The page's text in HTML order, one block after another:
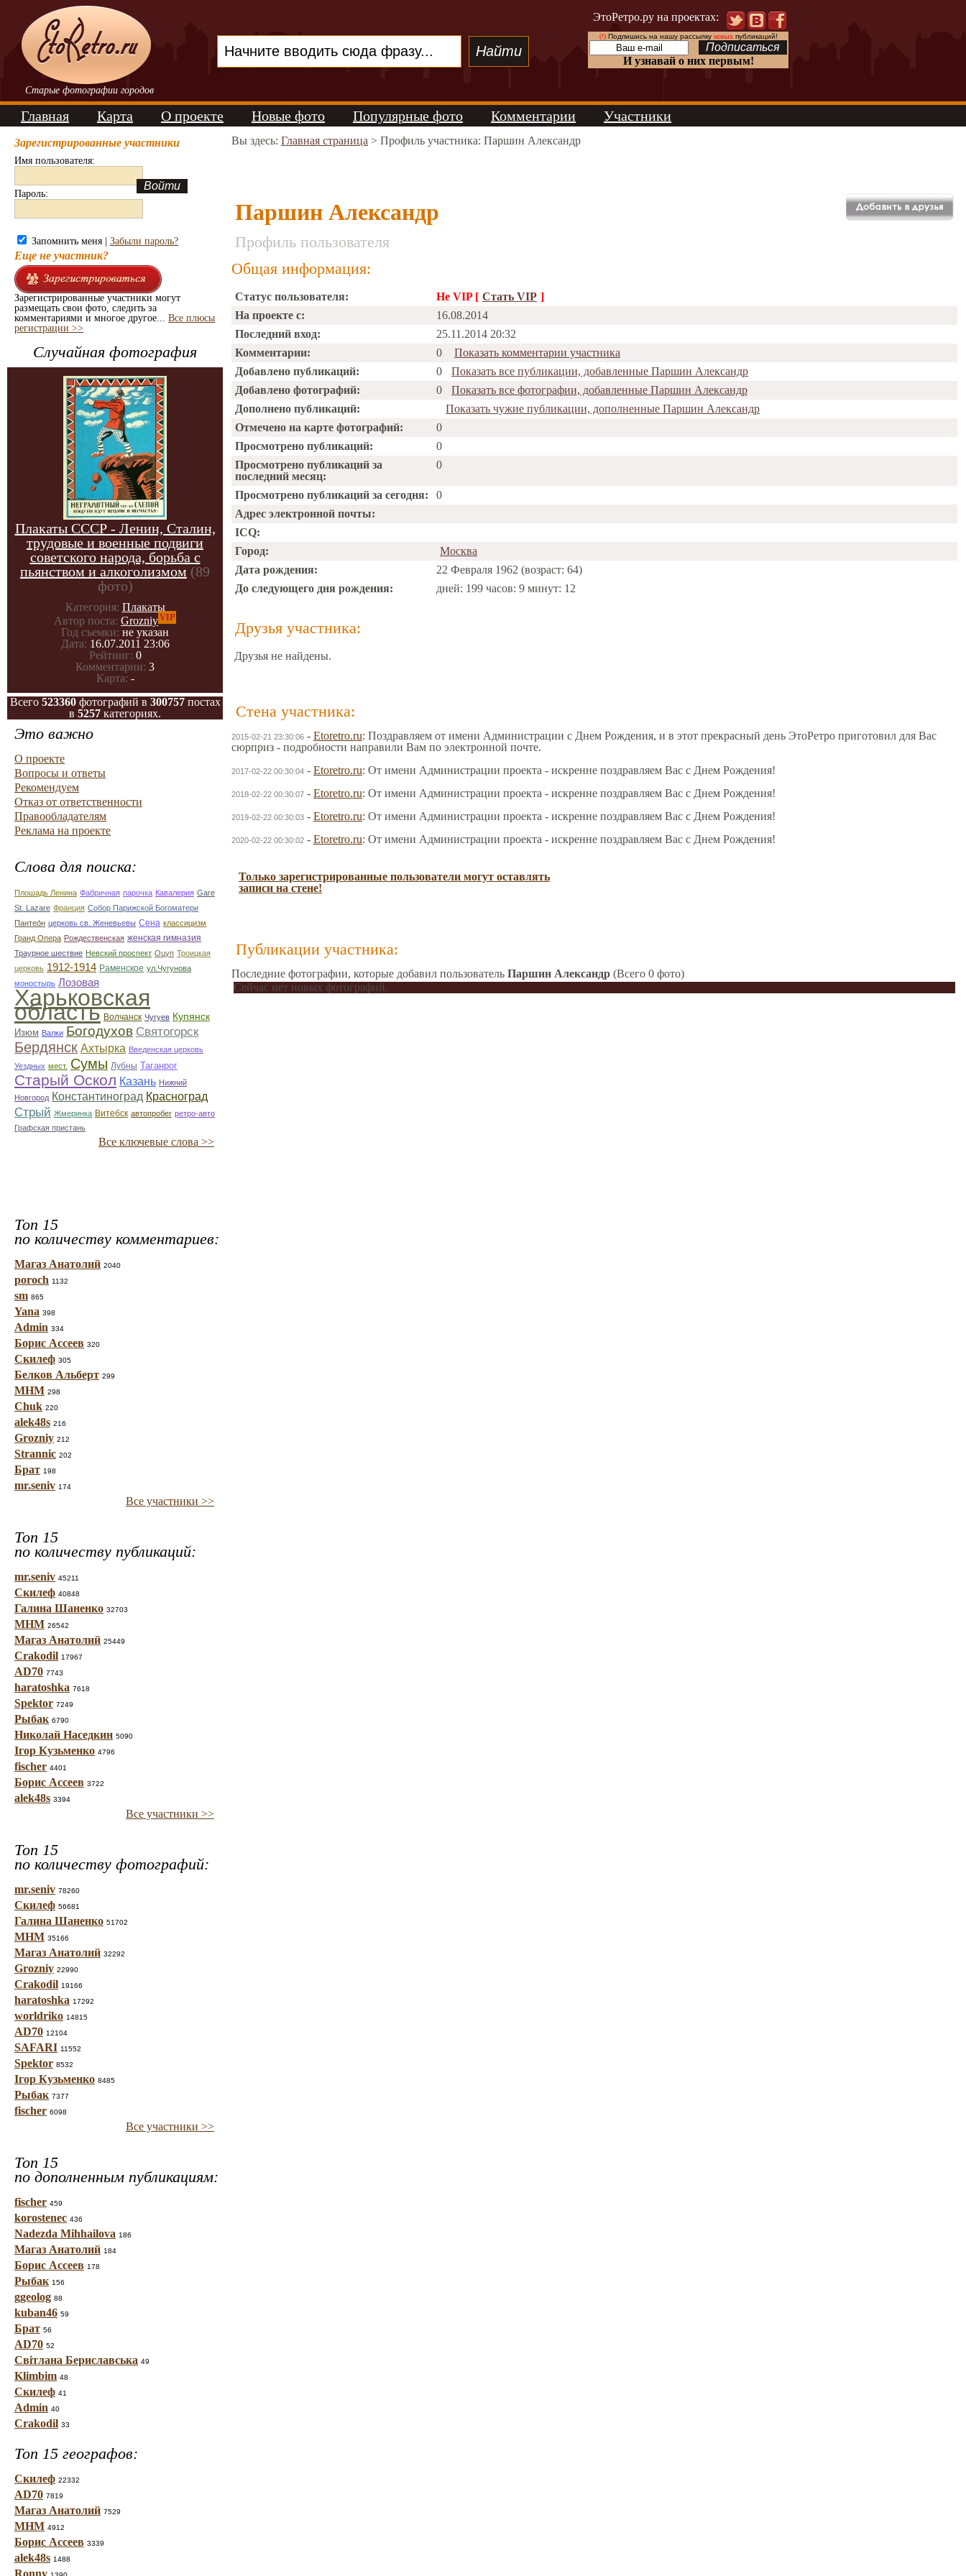
Старые фотографии городов
ЭтоРетро.ру на проектах:
(!)Подпишись на нашу рассылку новыхпубликаций!
И узнавай о них первым!
Главная Карта О проекте Новые фото Популярные фото Комментарии Участники
Зарегистрированные участники
Имя пользователя:
Пароль:
Запомнить меня | Забыли пароль?
Еще не участник?
Зарегистрированные участники могут
размещать свои фото, следить за
комментариями и многое другое... Все плюсы
регистрации >>
Случайная фотография
Плакаты СССР - Ленин, Сталин,
трудовые и военные подвиги
советского народа, борьба с
пьянством и алкоголизмом (89
фото)
Категория: Плакаты
Автор поста: GrozniyVIP
Год съемки: не указан
Дата: 16.07.2011 23:06
Рейтинг: 0
Комментарии: 3
Карта: -
Всего 523360фотографий в 300757постах
в 5257 категориях.
Это важно
О проекте
Вопросы и ответы
Рекомендуем
Отказ от ответственности
Правообладателям
Реклама на проекте
Слова для поиска:
Плошадь Ленина Фабричная парочка Кавалерия Gare
St. Lazare Франция Собор Парижской Богоматери
Пантео́н церковь св. Женевьевы Сена классицизм
Гранд Опера Рождественская женская гимназия
Траурное шествие Невский проспект Оцуп Троицкая
церковь 1912-1914 Раменское ул.Чугунова
моностырь Лозовая
Харьковская
область Волчанск Чугуев Купянск
Изюм Валки Богодухов Святогорск
Бердянск Ахтырка Введенская церковь
Уездных мест. Сумы Лубны Таганрог
Старый Оскол Казань Нижний
Новгород Константиноград Красноград
Стрый Жмеринка Витебск автопробег ретро-авто
Графская пристань
Все ключевые слова >>
Топ 15
по количеству комментариев:
Магаз Анатолий 2040
poroch 1132
sm 865
Yana 398
Admin 334
Борис Ассеев 320
Скилеф 305
Белков Альберт 299
МНМ 298
Chuk 220
alek48s 216
Grozniy 212
Strannic 202
Брат 198
mr.seniv 174
Все участники >>
Топ 15
по количеству публикаций:
mr.seniv 45211
Скилеф 40848
Галина Шаненко 32703
МНМ 26542
Магаз Анатолий 25449
Crakodil 17967
AD70 7743
haratoshka 7618
Spektor 7249
Рыбак 6790
Николай Наседкин 5090
Ігор Кузьменко 4796
fischer 4401
Борис Ассеев 3722
alek48s 3394
Все участники >>
Топ 15
по количеству фотографий:
mr.seniv 78260
Скилеф 56681
Галина Шаненко 51702
МНМ 35166
Магаз Анатолий 32292
Grozniy 22990
Crakodil 19166
haratoshka 17292
worldriko 14815
AD70 12104
SAFARI 11552
Spektor 8532
Ігор Кузьменко 8485
Рыбак 7377
fischer 6098
Все участники >>
Топ 15
по дополненным публикациям:
fischer 459
korostenec 436
Nadezda Mihhailova 186
Магаз Анатолий 184
Борис Ассеев 178
Рыбак 156
ggeolog 88
kuban46 59
Брат 56
AD70 52
Світлана Бериславська 49
Klimbim 48
Скилеф 41
Admin 40
Crakodil 33
Топ 15 географов:
Скилеф 22332
AD70 7819
Магаз Анатолий 7529
МНМ 4912
Борис Ассеев 3339
alek48s 1488
Ronny
Вы здесь: Главная страница > Профиль участника: Паршин Александр
Паршин Александр
Профиль пользователя
Общая информация:
Статус пользователя: Не VIP [ Стать VIP ]
На проекте с:
16.08.2014
Последний вход:
25.11.2014 20:32
Комментарии:
0
Показать комментарии участника
Добавлено публикаций:
0
Показать все публикации, добавленные Паршин Александр
Добавлено фотографий:
0
Показать все фотографии, добавленные Паршин Александр
Дополнено публикаций:
Показать чужие публикации, дополненные Паршин Александр
Отмечено на карте фотографий:
0
Просмотрено публикаций:
0
Просмотрено публикаций за
последний месяц:
0
Просмотрено публикаций за сегодня:
0
Адрес электронной почты:
ICQ:
Город:
Москва
Дата рождения:
22 Февраля 1962 (возраст: 64)
До следующего дня рождения:
дней: 199 часов: 9 минут: 12
Друзья участника:
Друзья не найдены.
Стена участника:
2015-02-21 23:30:06 - Etoretro.ru: Поздравляем от имени Администрации с Днем Рождения, и в этот прекрасный день ЭтоРетро приготовил для Вас
сюрприз - подробности направили Вам по электронной почте.
2017-02-22 00:30:04 - Etoretro.ru: От имени Администрации проекта - искренне поздравляем Вас с Днем Рождения!
2018-02-22 00:30:07 - Etoretro.ru: От имени Администрации проекта - искренне поздравляем Вас с Днем Рождения!
2019-02-22 00:30:03 - Etoretro.ru: От имени Администрации проекта - искренне поздравляем Вас с Днем Рождения!
2020-02-22 00:30:02 - Etoretro.ru: От имени Администрации проекта - искренне поздравляем Вас с Днем Рождения!
Только зарегистрированные пользователи могут оставлять
записи на стене!
Публикации участника:
Последние фотографии, которые добавил пользователь Паршин Александр (Всего 0 фото)
Сейчас нет новых фотографий.